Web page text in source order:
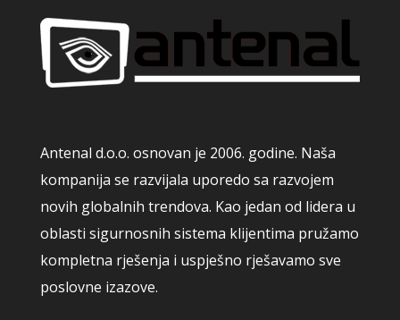
Antenal d.o.o. osnovan je 2006. godine. Naša
kompanija se razvijala uporedo sa razvojem
novih globalnih trendova. Kao jedan od lidera u
oblasti sigurnosnih sistema klijentima pružamo
kompletna rješenja i uspješno rješavamo sve
poslovne izazove.